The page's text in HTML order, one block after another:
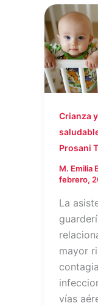
Crianza
Prosani
M. Emilia
febrero,
La
mayor
vías